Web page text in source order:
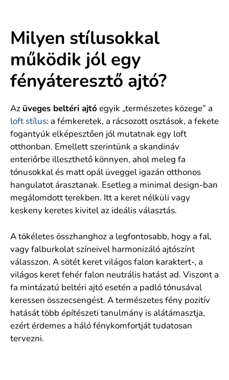
Milyen stílusokkal
működik jól egy
fényáteresztő ajtó?
Az üveges beltéri ajtóegyik „természetes közege” a
loft stílus: a fémkeretek, a rácsozott osztások, a fekete
fogantyúk elképesztően jól mutatnak egy loft
otthonban. Emellett szerintünk a skandináv
enteriőrbe illeszthető könnyen, ahol meleg fa
tónusokkal és matt opál üveggel igazán otthonos
hangulatot árasztanak. Esetleg a minimal design-ban
megálomdott terekben. Itt a keret nélküli vagy
keskeny keretes kivitel az ideális választás.
A tökéletes összhanghoz a legfontosabb, hogy a fal,
vagy falburkolat színeivel harmonizáló ajtószínt
válasszon. A sötét keret világos falon karaktert-, a
világos keret fehér falon neutrális hatást ad. Viszont a
fa mintázatú beltéri ajtó esetén a padló tónusával
keressen összecsengést. A természetes fény pozitív
hatását több építészeti tanulmány is alátámasztja,
ezért érdemes a háló fénykomfortját tudatosan
tervezni.